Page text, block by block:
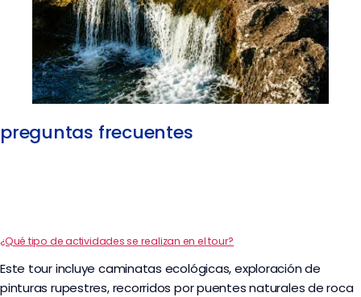
preguntas frecuentes
¿Qué tipo de actividades se realizan en el tour?
Este tour incluye caminatas ecológicas, exploración de
pinturas rupestres, recorridos por puentes naturales de roca